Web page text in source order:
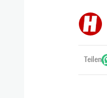
Teilen